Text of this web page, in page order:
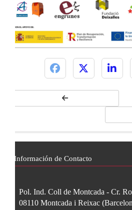
Información de Contacto
Pol. Ind. Coll de Montcada - Cr.
08110 Montcada i Reixac (